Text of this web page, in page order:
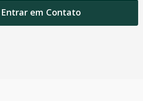
Entrar em Contato